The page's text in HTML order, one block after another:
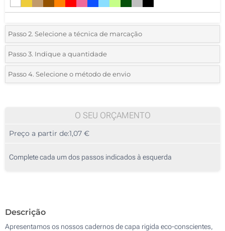
Passo 2. Selecione a técnica de marcação
*Selecione o tipo de marcação e as cores do logotipo:
1 Cor (Num lado)
Gravação a quente a cores (Num lado)
Passo 3. Indique a quantidade
*Quantidade mínima:25
50
125
Outra :
Passo 4. Selecione o método de envio
O SEU ORÇAMENTO
Preço a partir de:1,07 €
Complete cada um dos passos indicados à esquerda
Descrição
Apresentamos os nossos cadernos de capa rigida eco-conscientes,